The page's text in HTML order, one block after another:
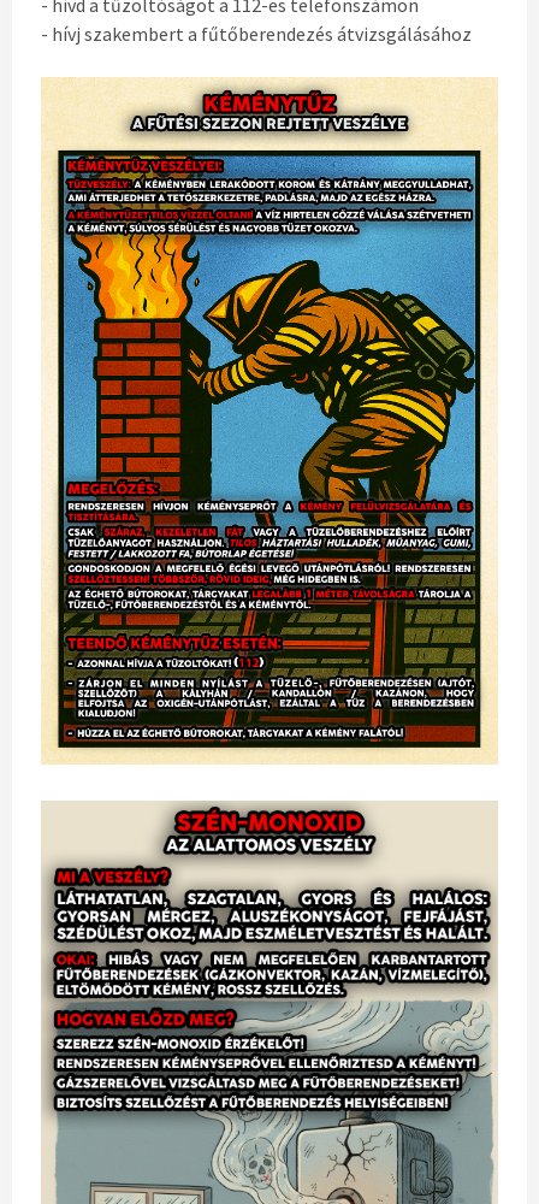
- hívd a tűzoltóságot a 112-es telefonszámon
- hívj szakembert a fűtőberendezés átvizsgálásához